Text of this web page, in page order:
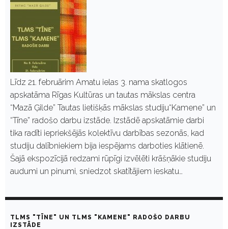
Līdz 21. februārim Amatu ielas 3. nama skatlogos
apskatāma Rīgas Kultūras un tautas mākslas centra
“Mazā Ģilde” Tautas lietišķās mākslas studiju“Kamene” un
“Tīne” radošo darbu izstāde. Izstādē apskatāmie darbi
tika radīti iepriekšējās kolektīvu darbības sezonās, kad
studiju dalībniekiem bija iespējams darboties klātienē.
Šajā ekspozīcijā redzami rūpīgi izvēlēti krāšņākie studiju
audumi un pinumi, sniedzot skatītājiem ieskatu…
TLMS "TĪNE" UN TLMS "KAMENE" RADOŠO DARBU
IZSTĀDE